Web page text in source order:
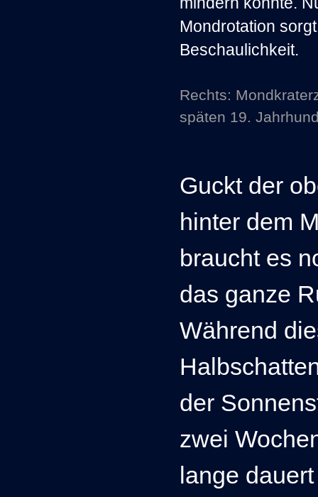
Mondrotation
Beschaulichkeit.
Rechts:
späten 19.
Guckt der
hinter dem
braucht es
das ganze
Während
der
zwei
lange